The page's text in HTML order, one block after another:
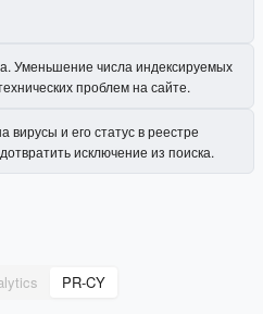
Уменьшение числа индексируемых
проблем на сайте.
вирусы и его статус в реестре
исключение из поиска.
PR-CY